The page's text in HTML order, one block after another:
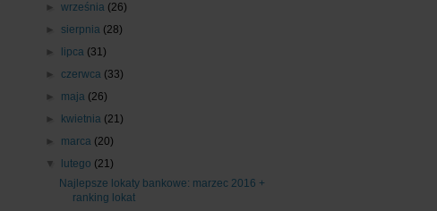
►września (26)
► sierpnia (28)
►
lipca (31)
►czerwca (33)
► maja (26)
►
kwietnia (21)
► marca (20)
▼
lutego (21)
Najlepsze lokaty bankowe: marzec 2016 +
ranking lokat